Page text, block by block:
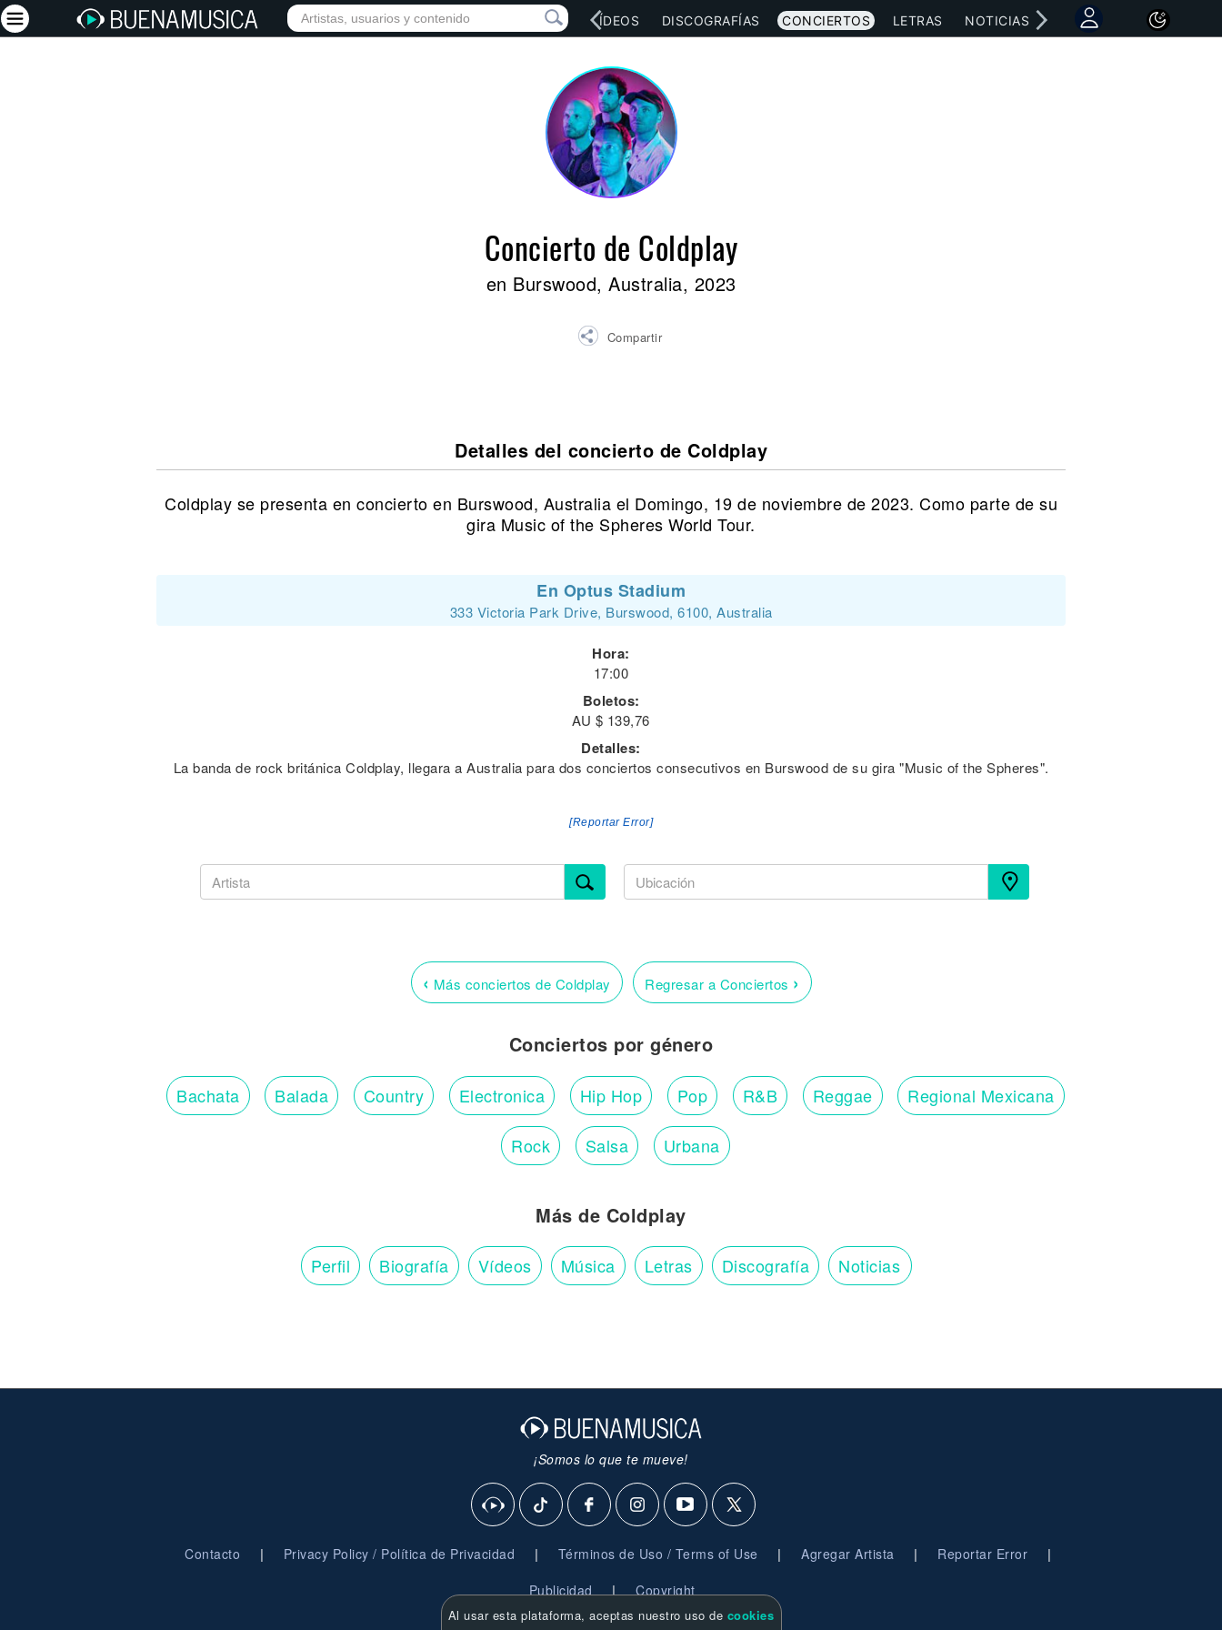
INICIO ARTISTAS RED SOCIAL MÚSICA VÍDEOS DISCOGRAFÍAS CONCIERTOS LETRAS NOTICIAS
Concierto de Coldplay
en Burswood, Australia, 2023
Compartir
Detalles del concierto de Coldplay
Coldplay se presenta en concierto en Burswood, Australia el Domingo, 19 de noviembre de 2023. Como parte de su
gira Music of the Spheres World Tour.
En Optus Stadium
333 Victoria Park Drive, Burswood, 6100, Australia
Hora:
17:00
Boletos:
AU $ 139,76
Detalles:
La banda de rock británica Coldplay, llegara a Australia para dos conciertos consecutivos en Burswood de su gira "Music of the Spheres".
[Reportar Error]
‹ Más conciertos de Coldplay Regresar a Conciertos ›
Conciertos por género
Bachata Balada Country Electronica Hip Hop Pop R&B Reggae Regional Mexicana
Rock Salsa Urbana
Más de Coldplay
Perfil Biografía Vídeos Música Letras Discografía Noticias
¡Somos lo que te mueve!
Contacto | Privacy Policy / Política de Privacidad | Términos de Uso / Terms of Use | Agregar Artista | Reportar Error |
Publicidad | Copyright
Al usar esta plataforma, aceptas nuestro uso de cookies